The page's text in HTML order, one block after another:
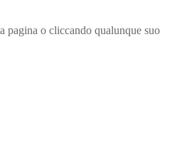
pagina o cliccando qualunque suo